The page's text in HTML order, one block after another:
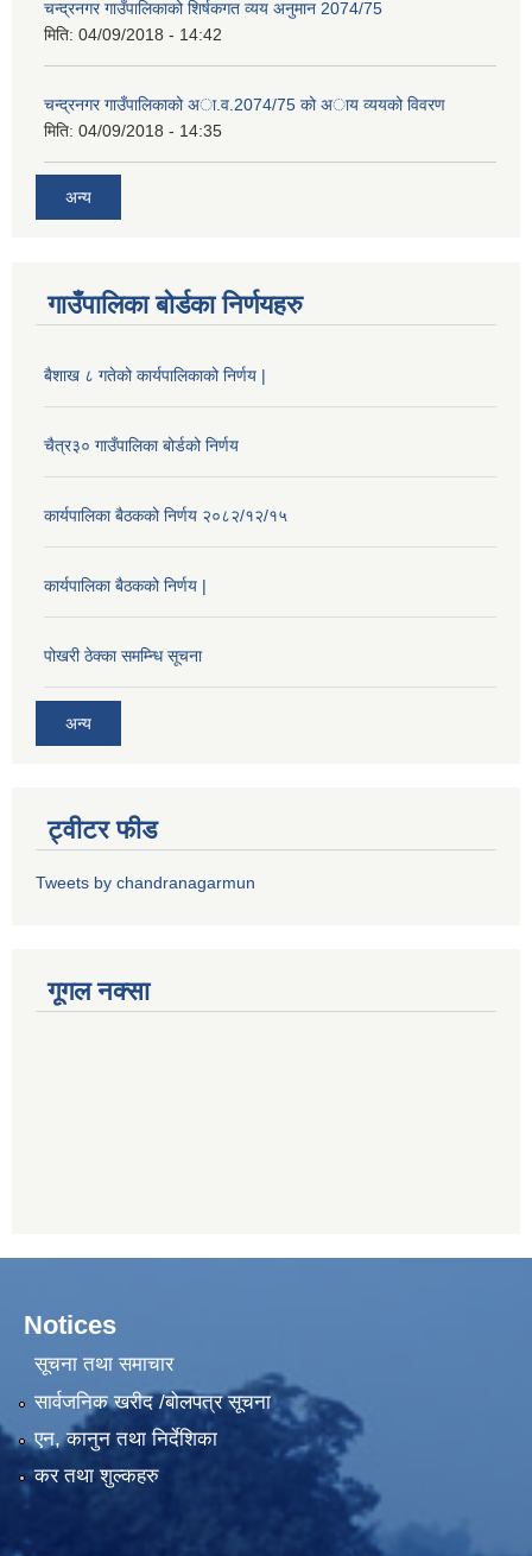
चन्द्रनगर गाउँपालिकाको शिर्षकगत व्यय अनुमान 2074/75
मिति: 04/09/2018 - 14:42
चन्द्रनगर गाउँपालिकाको अा‍‍‍.व.2074/75 को अाय व्ययको विवरण
मिति: 04/09/2018 - 14:35
अन्य
गाउँपालिका बोर्डका निर्णयहरु
बैशाख ८ गतेको कार्यपालिकाको निर्णय |
चैत्र३० गाउँपालिका बोर्डको निर्णय
कार्यपालिका बैठकको निर्णय २०८२/१२/१५
कार्यपालिका बैठकको निर्णय |
पोखरी ठेक्का समम्न्धि सूचना
अन्य
ट्वीटर फीड
Tweets by chandranagarmun
गूगल नक्सा
Notices
सूचना तथा समाचार
सार्वजनिक खरीद /बोलपत्र सूचना
एन, कानुन तथा निर्देशिका
कर तथा शुल्कहरु